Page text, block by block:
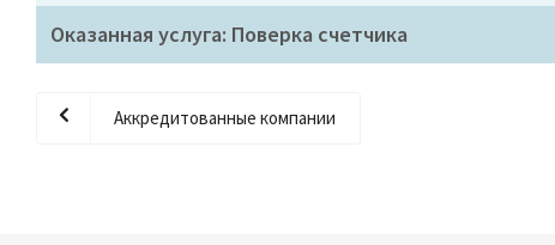
Оказанная услуга: Поверка счетчика
Аккредитованные компании